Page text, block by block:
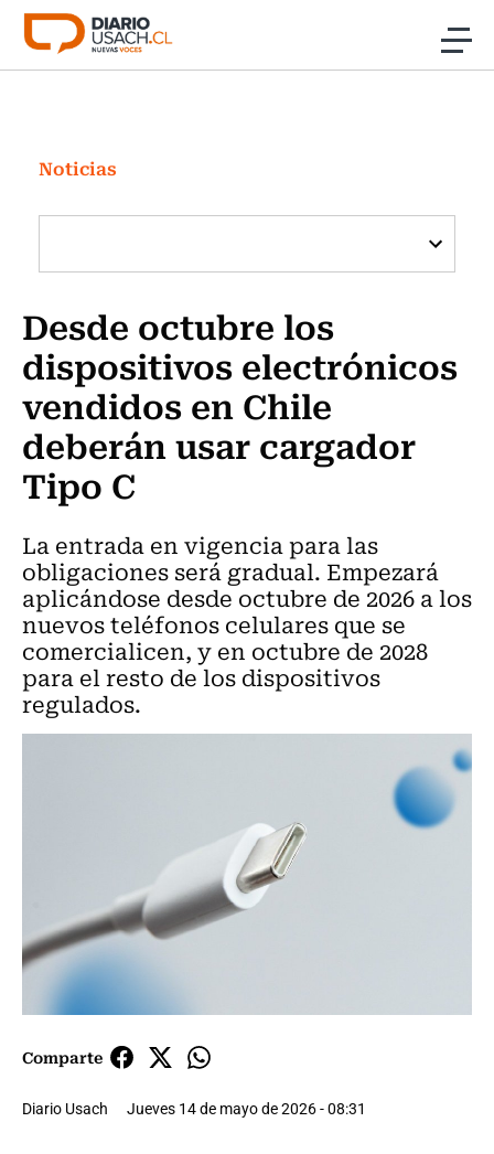
Click acá para ir directamente al contenido
Investigación
Cultura
Programas Radio y TV Usach
Noticias
Desde octubre los
dispositivos electrónicos
vendidos en Chile
deberán usar cargador
Tipo C
La entrada en vigencia para las
obligaciones será gradual. Empezará
aplicándose desde octubre de 2026 a los
nuevos teléfonos celulares que se
comercialicen, y en octubre de 2028
para el resto de los dispositivos
regulados.
Comparte
Diario Usach Jueves 14 de mayo de 2026 - 08:31